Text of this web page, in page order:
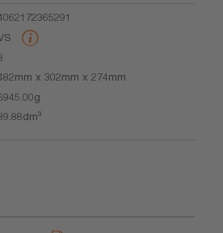
x 302mm x 274mm